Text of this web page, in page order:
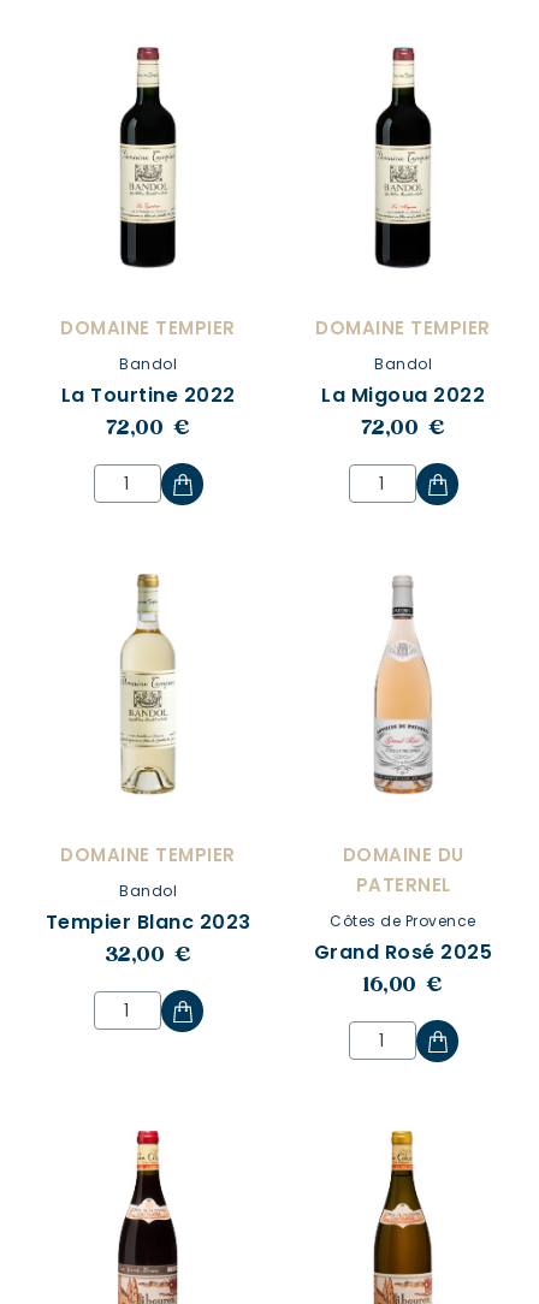
DOMAINE TEMPIER
Bandol
La Tourtine 2022
72,00 €
DOMAINE TEMPIER
Bandol
La Migoua 2022
72,00 €
DOMAINE TEMPIER
Bandol
Tempier Blanc 2023
32,00 €
DOMAINE DU
PATERNEL
Côtes de Provence
Grand Rosé 2025
16,00 €